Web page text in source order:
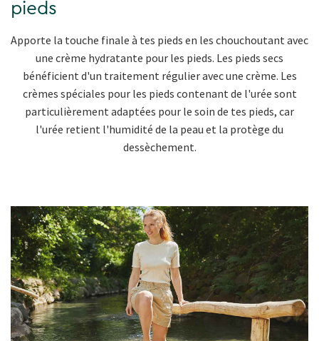
pieds
Apporte la touche finale à tes pieds en les chouchoutant avec
une crème hydratante pour les pieds. Les pieds secs
bénéficient d'un traitement régulier avec une crème. Les
crèmes spéciales pour les pieds contenant de l'urée sont
particulièrement adaptées pour le soin de tes pieds, car
l'urée retient l'humidité de la peau et la protège du
dessèchement.